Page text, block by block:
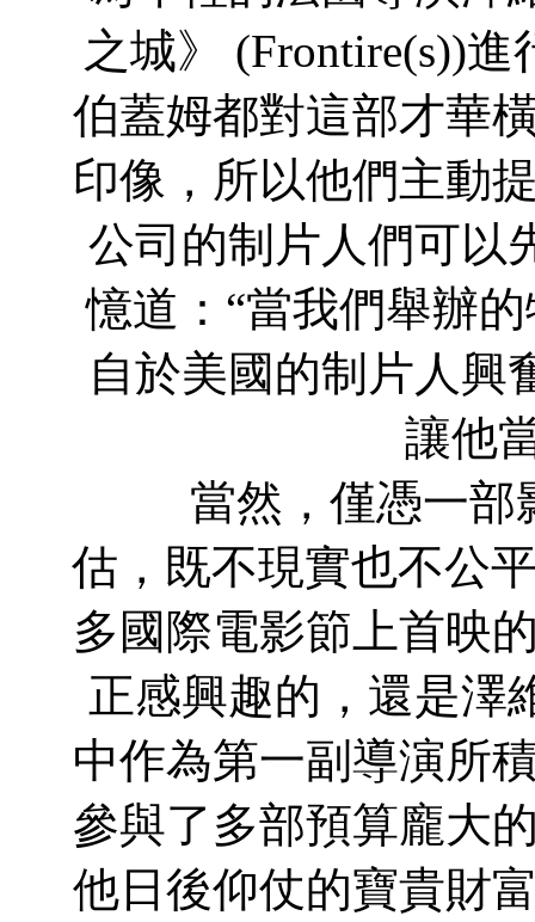
之城》 (Frontire(s))
伯蓋姆都對這部才華
印像，所以他們主動
公司的制片人們可以
憶道：“當我們舉辦
自於美國的制片人興
讓他
當然，僅憑一部
估，既不現實也不公
多國際電影節上首映
正感興趣的，還是澤
中作為第一副導演所
參與了多部預算龐大
他日後仰仗的寶貴財